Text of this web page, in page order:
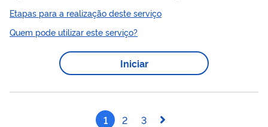
proteção por mais 10 anos. A expedição do certificado de
documento oficial que atesta a titularidade e a vigência do
último ano de vigência doregistro(no prazo ordinário) ou, no
Etapas para a realização deste serviço
Quem pode utilizar este serviço?
Iniciar
1 2 3